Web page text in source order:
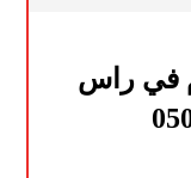
في راس